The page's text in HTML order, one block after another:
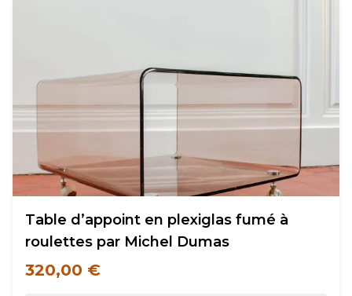
Table d’appoint en plexiglas fumé à
roulettes par Michel Dumas
320,00 €